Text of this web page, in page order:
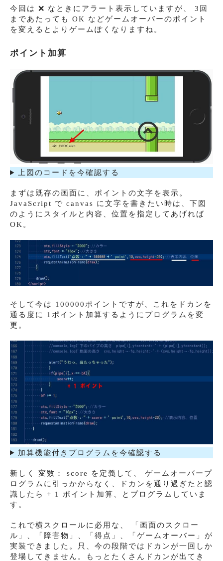
今回は ❌ なときにアラート表示していますが、 3回
まであたっても OK などゲームオーバーのポイント
を変えるとよりゲームぽくなりますね。
ポイント加算
上図のコードを今確認する
まずは既存の画面に、ポイントの文字を表示。
JavaScript で canvas に文字を書きたい時は、下図
のようにスタイルと内容、位置を指定してあげれば
OK。
そして今は 100000ポイントですが、これをドカンを
通る度に 1ポイント加算するようにプログラムを変
更。
加算機能付きプログラムを今確認する
新しく 変数： score を定義して、 ゲームオーバープ
ログラムに引っかからなく、ドカンを通り過ぎたと認
識したら + 1 ポイント加算、とプログラムしていま
す。
これで横スクロールに必用な、 「画面のスクロー
ル」、「障害物」、「得点」、「ゲームオーバー」が
実装できました。只、今の段階ではドカンが一回しか
登場してきません。もっとたくさんドカンが出てき